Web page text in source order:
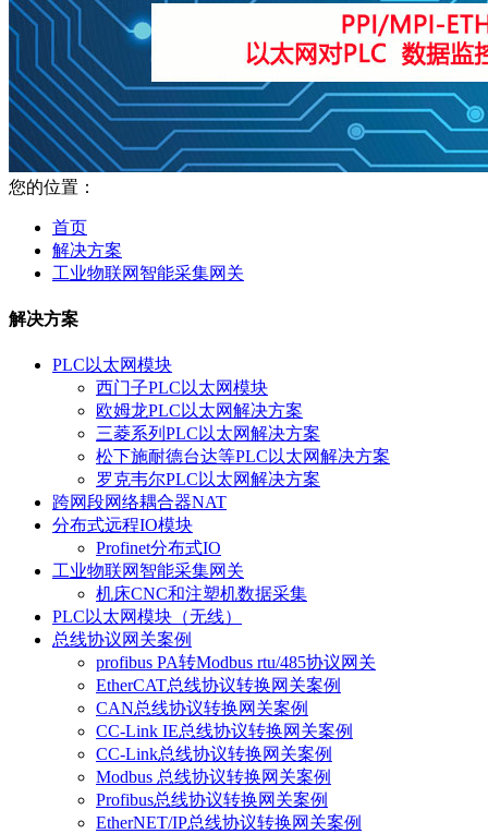
您的位置：
首页
解决方案
工业物联网智能采集网关
解决方案
PLC以太网模块
西门子PLC以太网模块
欧姆龙PLC以太网解决方案
三菱系列PLC以太网解决方案
松下施耐德台达等PLC以太网解决方案
罗克韦尔PLC以太网解决方案
跨网段网络耦合器NAT
分布式远程IO模块
Profinet分布式IO
工业物联网智能采集网关
机床CNC和注塑机数据采集
PLC以太网模块（无线）
总线协议网关案例
profibus PA转Modbus rtu/485协议网关
EtherCAT总线协议转换网关案例
CAN总线协议转换网关案例
CC-Link IE总线协议转换网关案例
CC-Link总线协议转换网关案例
Modbus 总线协议转换网关案例
Profibus总线协议转换网关案例
EtherNET/IP总线协议转换网关案例